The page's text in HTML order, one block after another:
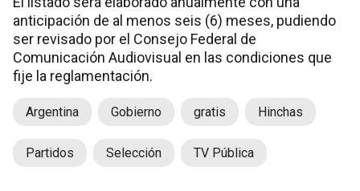
anticipación de al menos seis (6) meses, pudiendo
ser revisado por el Consejo Federal de
Comunicación Audiovisual en las condiciones que
fije la reglamentación.
Argentina Gobierno gratis Hinchas
Partidos Selección TV Pública